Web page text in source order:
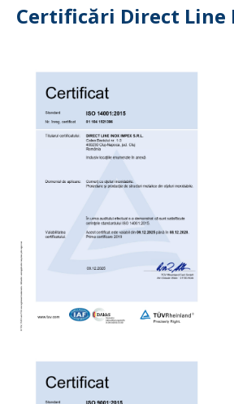
Certificări Direct Line